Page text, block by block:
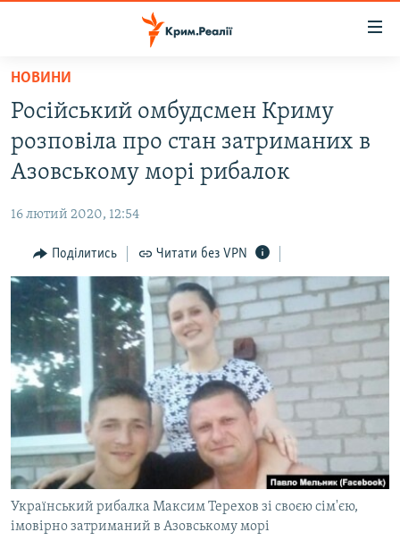
Перейти
основного
матеріалу
Перейти
до
основної
Перейти
до
пошуку
ВІДЕО ТА ФОТО
БЛОГИ
ПОГЛЯД
ІНТЕРВ'Ю
ВСЕ ЗА ДЕНЬ
СПЕЦПРОЕКТИ
ДЕПОРТАЦІЯ
ВІДЕОУРОКИ «ELIFBE»
СВІДЧЕННЯ ОКУПАЦІЇ
УКРАЇНСЬКА ПРОБЛЕМА КРИМУ
ІНФОГРАФІКА
ЯК ОБІЙТИ БЛОКУВАННЯ
Русский
Qırımtatar
ДОЛУЧАЙСЯ!
НОВИНИ
Російський омбудсмен Криму
розповіла про стан затриманих в
Азовському морі рибалок
16 лютий 2020, 12:54
Поділитись Читати без VPN
Український рибалка Максим Терехов зі своєю сім'єю,
імовірно затриманий в Азовському морі